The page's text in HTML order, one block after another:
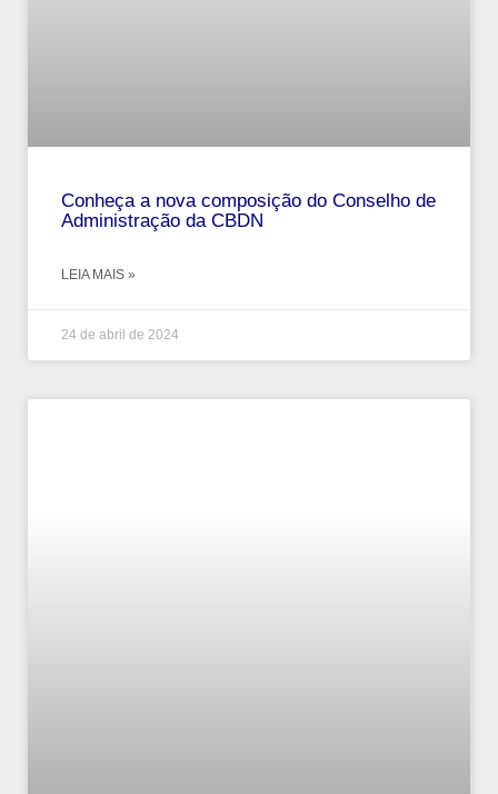
Conheça a nova composição do Conselho de
Administração da CBDN
LEIA MAIS »
24 de abril de 2024